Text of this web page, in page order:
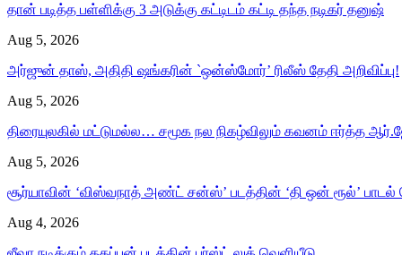
தான் படித்த பள்ளிக்கு 3 அடுக்கு கட்டிடம் கட்டி தந்த நடிகர் தனுஷ்
Aug 5, 2026
அர்ஜுன் தாஸ், அதிதி ஷங்கரின் `ஒன்ஸ்மோர்’ ரிலீஸ் தேதி அறிவிப்பு!
Aug 5, 2026
திரையுலகில் மட்டுமல்ல… சமூக நல நிகழ்விலும் கவனம் ஈர்த்த
Aug 5, 2026
சூர்யாவின் ‘விஸ்வநாத் அண்ட் சன்ஸ்’ படத்தின் ‘தி ஒன் ரூல்’ பாடல்
Aug 4, 2026